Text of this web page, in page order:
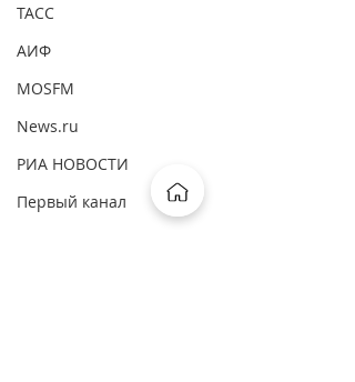
ТАСС
АИФ
MOSFM
News.ru
РИА НОВОСТИ
Первый канал